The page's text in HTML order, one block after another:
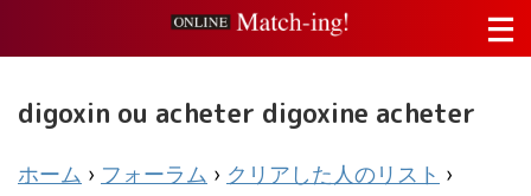
digoxin ou acheter digoxine acheter
ホーム › フォーラム › クリアした人のリスト ›